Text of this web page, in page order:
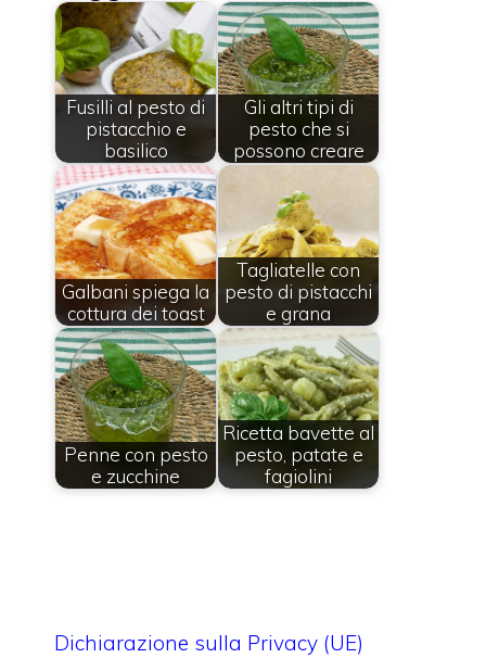
Fusilli al pesto di
pistacchio e
basilico
Gli altri tipi di
pesto che si
possono creare
Galbani spiega la
cottura dei toast
Tagliatelle con
pesto di pistacchi
e grana
Penne con pesto
e zucchine
Ricetta bavette al
pesto, patate e
fagiolini
Dichiarazione sulla Privacy (UE)